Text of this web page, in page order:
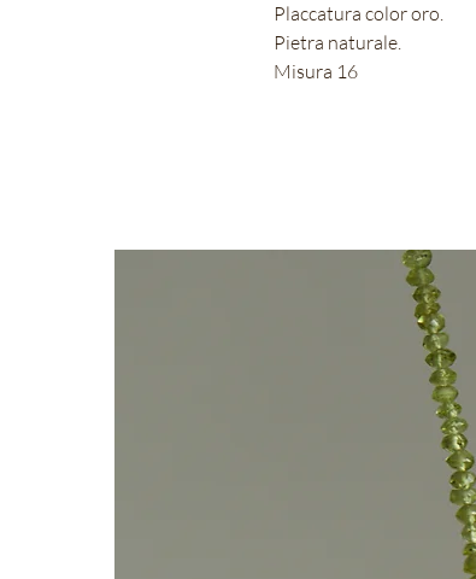
Placcatura color oro.
Pietra naturale.
Misura 16